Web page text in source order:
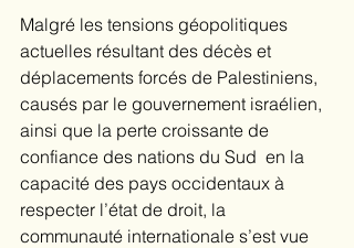
Malgré les tensions géopolitiques
actuelles résultant des décès et
déplacements forcés de Palestiniens,
causés par le gouvernement israélien,
ainsi que la perte croissante de
confiance des nations du Sud  en la
capacité des pays occidentaux à
respecter l’état de droit, la
communauté internationale s’est vue